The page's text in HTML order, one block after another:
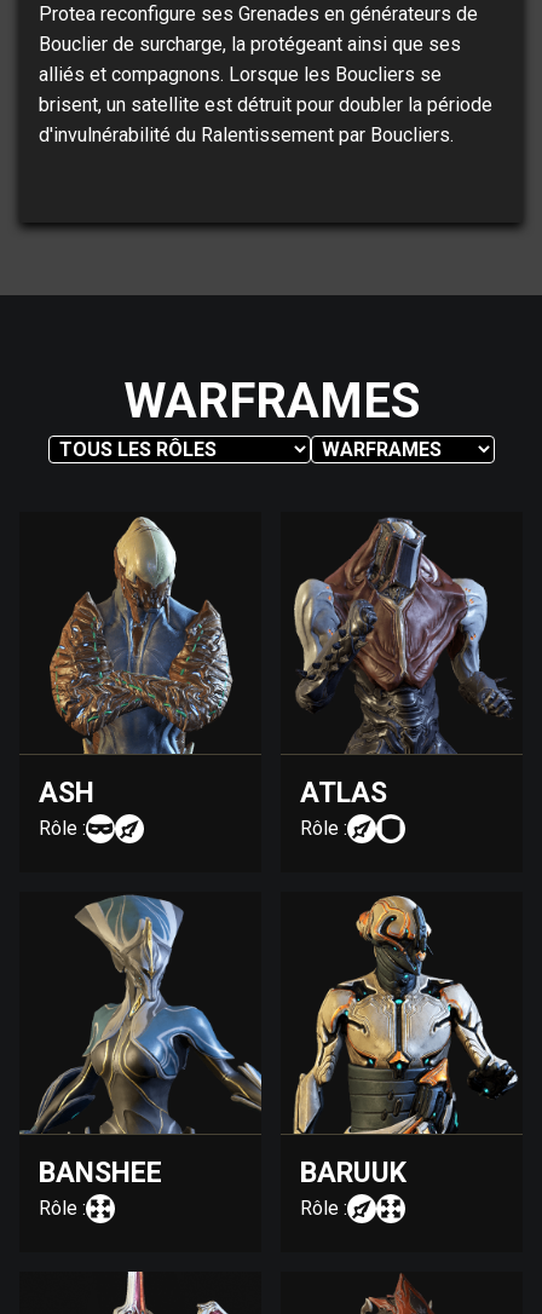
Protea reconfigure ses Grenades en générateurs de
Bouclier de surcharge, la protégeant ainsi que ses
alliés et compagnons. Lorsque les Boucliers se
brisent, un satellite est détruit pour doubler la période
d'invulnérabilité du Ralentissement par Boucliers.
WARFRAMES
ASH
Rôle :
ATLAS
Rôle :
BANSHEE
Rôle :
BARUUK
Rôle :